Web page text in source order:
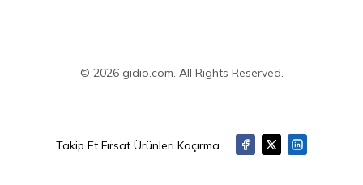
© 2026 gidio.com. All Rights Reserved.
Takip Et Fırsat Ürünleri Kaçırma